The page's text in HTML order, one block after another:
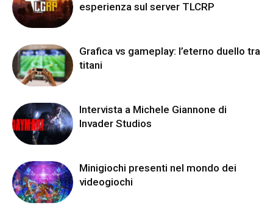
esperienza sul server TLCRP
Grafica vs gameplay: l’eterno duello tra
titani
Intervista a Michele Giannone di
Invader Studios
Minigiochi presenti nel mondo dei
videogiochi